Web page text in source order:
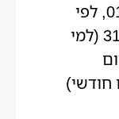
הפתיחה או מיום 01.01.2025, לפי
המאוחר ועד ליום 31.05.2025 (למי
דו חודשי)